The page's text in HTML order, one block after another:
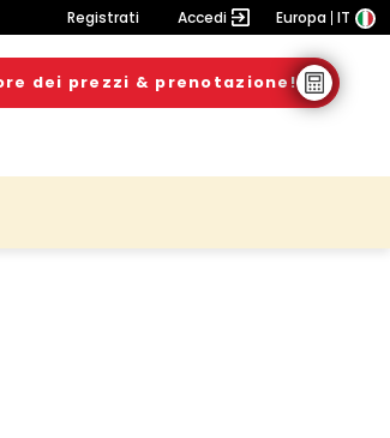
Registrati Accedi Europa IT
dei prezzi & prenotazione!